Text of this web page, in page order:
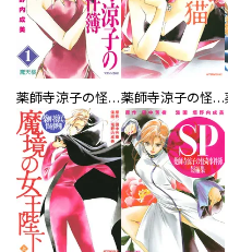
薬師寺涼子の怪奇事件簿 薬師寺涼子の怪奇事件簿 女王陛下の招き猫